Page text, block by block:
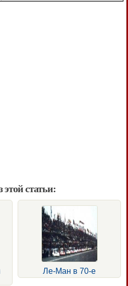
статьи:
Ле-Ман в 70-е